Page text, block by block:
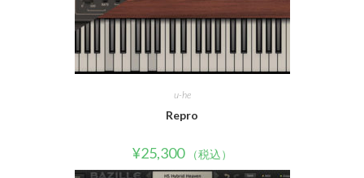
u-he
Repro
¥25,300 （税込）